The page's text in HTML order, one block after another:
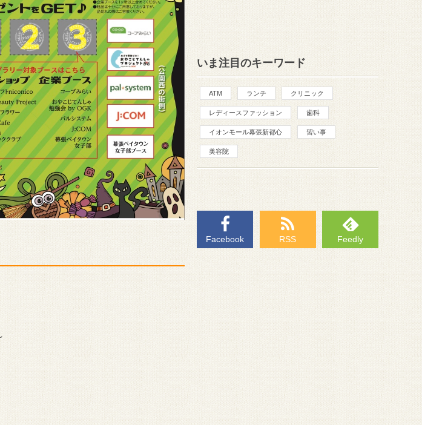
いま注目のキーワード
ATM ランチ クリニック
レディースファッション 歯科
イオンモール幕張新都心 習い事
美容院
Facebook RSS Feedly